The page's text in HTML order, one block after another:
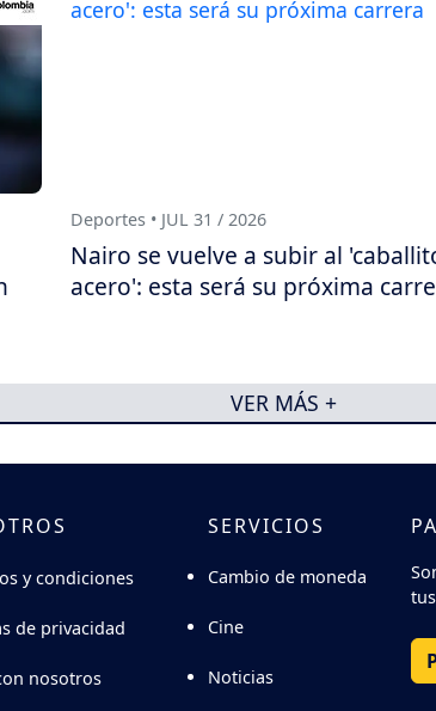
Deportes • JUL 31 / 2026
Nairo se vuelve a subir al
acero': esta será su próxima
VER MÁS +
y condiciones
de privacidad
nosotros
SERVICIOS
Cambio de moneda
Cine
Noticias